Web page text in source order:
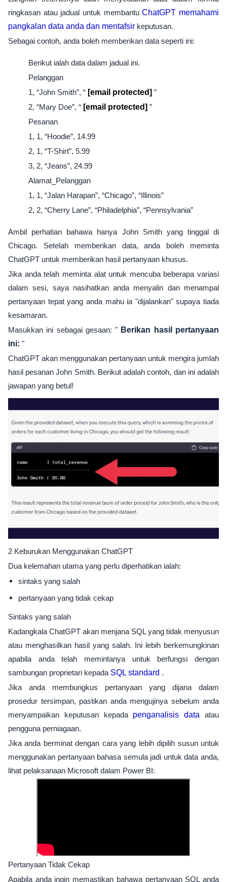
ringkasan atau jadual untuk membantuChatGPT memahami
pangkalan data anda dan mentafsir keputusan.
Sebagai contoh, anda boleh memberikan data seperti ini:
Berikut ialah data dalam jadual ini.
Pelanggan
1, “John Smith”, “ [email protected] ”
2, “Mary Doe”, “ [email protected] ”
Pesanan
1, 1, “Hoodie”, 14.99
2, 1, “T-Shirt”, 5.99
3, 2, “Jeans”, 24.99
Alamat_Pelanggan
1, 1, “Jalan Harapan”, “Chicago”, “Illinois”
2, 2, “Cherry Lane”, “Philadelphia”, “Pennsylvania”
Ambil perhatian bahawa hanya John Smith yang tinggal di
Chicago. Setelah memberikan data, anda boleh meminta
ChatGPT untuk memberikan hasil pertanyaan khusus.
Jika anda telah meminta alat untuk mencuba beberapa variasi
dalam sesi, saya nasihatkan anda menyalin dan menampal
pertanyaan tepat yang anda mahu ia "dijalankan" supaya tiada
kesamaran.
Masukkan ini sebagai gesaan: " Berikan hasil pertanyaan
ini: "
ChatGPT akan menggunakan pertanyaan untuk mengira jumlah
hasil pesanan John Smith. Berikut adalah contoh, dan ini adalah
jawapan yang betul!
2 Keburukan Menggunakan ChatGPT
Dua kelemahan utama yang perlu diperhatikan ialah:
sintaks yang salah
pertanyaan yang tidak cekap
Sintaks yang salah
Kadangkala ChatGPT akan menjana SQL yang tidak menyusun
atau menghasilkan hasil yang salah. Ini lebih berkemungkinan
apabila anda telah memintanya untuk berfungsi dengan
sambungan proprietari kepada SQL standard .
Jika anda membungkus pertanyaan yang dijana dalam
prosedur tersimpan, pastikan anda mengujinya sebelum anda
menyampaikan keputusan kepada penganalisis data atau
pengguna perniagaan.
Jika anda berminat dengan cara yang lebih dipilih susun untuk
menggunakan pertanyaan bahasa semula jadi untuk data anda,
lihat pelaksanaan Microsoft dalam Power BI:
Pertanyaan Tidak Cekap
Apabila anda ingin memastikan bahawa pertanyaan SQL anda